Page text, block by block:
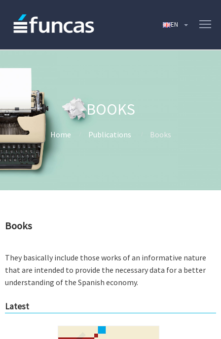
BOOKS
Home Publications Books
Books
They basically include those works of an informative nature
that are intended to provide the necessary data for a better
understanding of the Spanish economy.
Latest